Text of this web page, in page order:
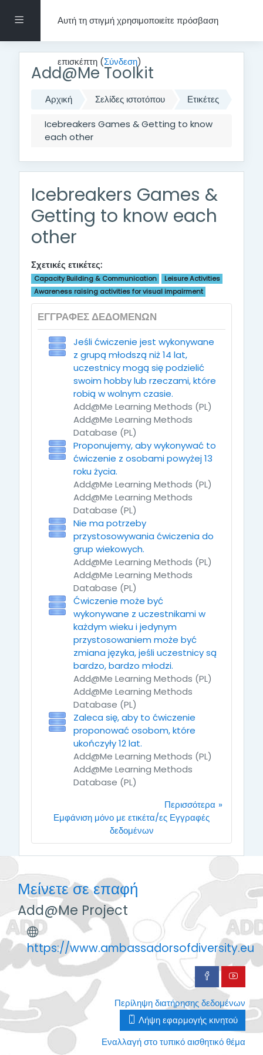
Πλευρικός πίνακας
Αυτή τη στιγμή χρησιμοποιείτε πρόσβαση
επισκέπτη (Σύνδεση)
Add@Me Toolkit
Αρχική Σελίδες ιστοτόπου
Ετικέτες
Icebreakers Games & Getting to know
each other
Icebreakers Games &
Getting to know each
other
Σχετικές ετικέτες:
Capacity Building & Communication
Leisure Activities
Awareness raising activities for visual impairment
ΕΓΓΡΑΦΈΣ ΔΕΔΟΜΈΝΩΝ
Jeśli ćwiczenie jest wykonywane
z grupą młodszą niż 14 lat,
uczestnicy mogą się podzielić
swoim hobby lub rzeczami, które
robią w wolnym czasie.
Add@Me Learning Methods (PL)
Add@Me Learning Methods
Database (PL)
Proponujemy, aby wykonywać to
ćwiczenie z osobami powyżej 13
roku życia.
Add@Me Learning Methods (PL)
Add@Me Learning Methods
Database (PL)
Nie ma potrzeby
przystosowywania ćwiczenia do
grup wiekowych.
Add@Me Learning Methods (PL)
Add@Me Learning Methods
Database (PL)
Ćwiczenie może być
wykonywane z uczestnikami w
każdym wieku i jedynym
przystosowaniem może być
zmiana języka, jeśli uczestnicy są
bardzo, bardzo młodzi.
Add@Me Learning Methods (PL)
Add@Me Learning Methods
Database (PL)
Zaleca się, aby to ćwiczenie
proponować osobom, które
ukończyły 12 lat.
Add@Me Learning Methods (PL)
Add@Me Learning Methods
Database (PL)
Περισσότερα
Εμφάνιση μόνο με ετικέτα/ες Εγγραφές
δεδομένων
Μείνετε σε επαφή
Add@Me Project
https://www.ambassadorsofdiversity.eu
Περίληψη διατήρησης δεδομένων
Λήψη εφαρμογής κινητού
Εναλλαγή στο τυπικό αισθητικό θέμα